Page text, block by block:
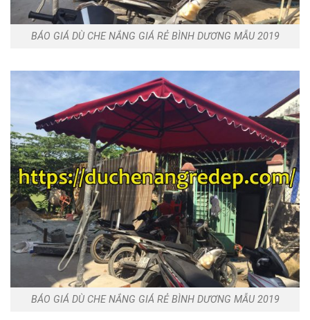
BÁO GIÁ DÙ CHE NẮNG GIÁ RẺ BÌNH DƯƠNG MẪU 2019
BÁO GIÁ DÙ CHE NẮNG GIÁ RẺ BÌNH DƯƠNG MẪU 2019